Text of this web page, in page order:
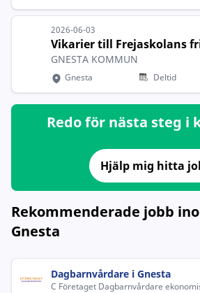
2026-06-03
Vikarier till Frejaskolans
GNESTA KOMMUN
Gnesta Deltid
Redo för nästa steg i
Hjälp mig hitta
Rekommenderade jobb
Gnesta
Dagbarnvårdare i Gnesta
C Företaget Dagbarnvårdare